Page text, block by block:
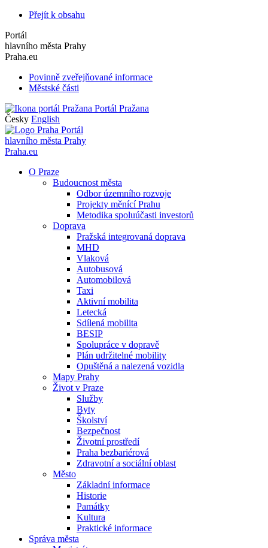
Přejít k obsahu
Portál
hlavního města Prahy
Praha.eu
Povinně zveřejňované informace
Městské části
Portál Pražana
Česky English
Portál
hlavního města Prahy
Praha.eu
O Praze
Budoucnost města
Odbor územního rozvoje
Projekty měnící Prahu
Metodika spoluúčasti investorů
Doprava
Pražská integrovaná doprava
MHD
Vlaková
Autobusová
Automobilová
Taxi
Aktivní mobilita
Letecká
Sdílená mobilita
BESIP
Spolupráce v dopravě
Plán udržitelné mobility
Opuštěná a nalezená vozidla
Mapy Prahy
Život v Praze
Služby
Byty
Školství
Bezpečnost
Životní prostředí
Praha bezbariérová
Zdravotní a sociální oblast
Město
Základní informace
Historie
Památky
Kultura
Praktické informace
Správa města